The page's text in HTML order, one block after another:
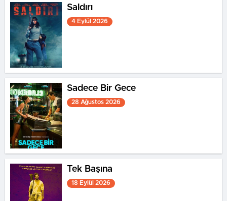
Saldırı
4 Eylül 2026
Sadece Bir Gece
28 Ağustos 2026
Tek Başına
18 Eylül 2026